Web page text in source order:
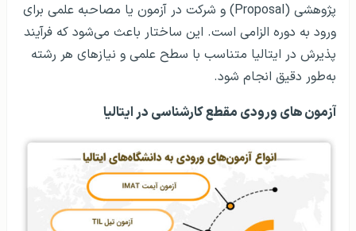
پژوهشی (Proposal) و شرکت در آزمون یا مصاحبه علمی برای
ورود به دوره الزامی است. این ساختار باعث می‌شود که فرآیند
پذیرش در ایتالیا متناسب با سطح علمی و نیازهای هر رشته
به‌طور دقیق انجام شود.
آزمون های ورودی مقطع کارشناسی در ایتالیا